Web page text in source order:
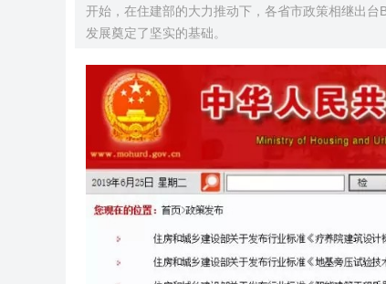
开始，在住建部的大力推动下，各省市政策相继出
发展奠定了坚实的基础。